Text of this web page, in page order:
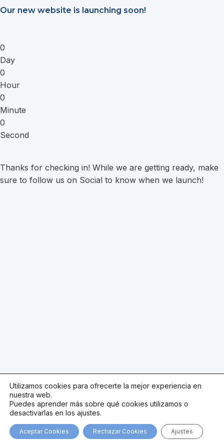
Saltar
Our new website is launching soon!
0
Day
0
Hour
0
Minute
0
Second
Thanks for checking in! While we are getting ready, make
sure to follow us on Social to know when we launch!
Utilizamos cookies para ofrecerte la mejor experiencia en
nuestra web.
Puedes aprender más sobre qué cookies utilizamos o
desactivarlas en los ajustes.
Aceptar Cookies Rechazar Cookies Ajustes